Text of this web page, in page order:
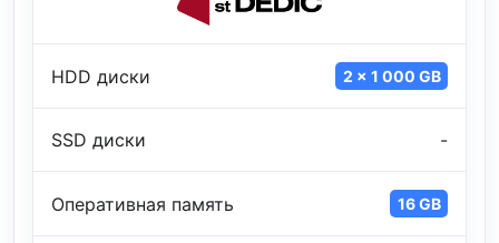
HDD диски 2 x 1 000 GB
SSD диски -
Оперативная память 16 GB